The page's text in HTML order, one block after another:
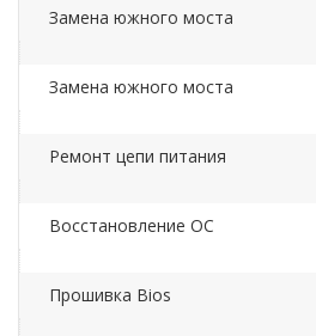
Замена южного моста
Замена южного моста
Ремонт цепи питания
Восстановление ОС
Прошивка Bios